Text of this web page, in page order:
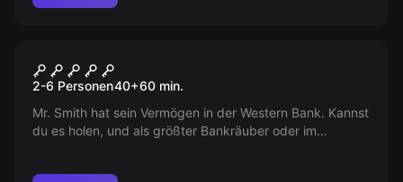
Western Bank
2-6 Personen40+60 min.
Mr. Smith hat sein Vermögen in der Western Bank. Kannst
du es holen, und als größter Bankräuber oder im